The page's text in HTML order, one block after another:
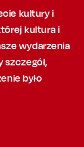
kultury i
kultura i
wydarzenia
szczegół,
było